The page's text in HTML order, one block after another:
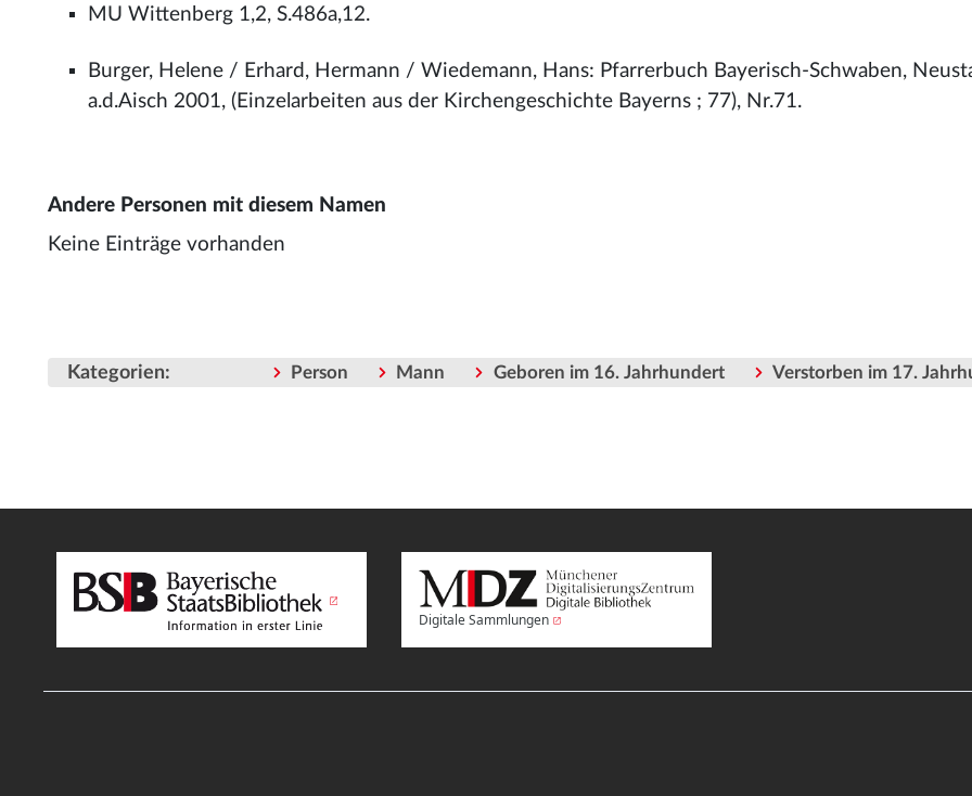
MU Wittenberg 1,2, S.486a,12.
Burger, Helene / Erhard, Hermann / Wiedemann, Hans: Pfarrerbuch Bayerisch-Schwaben,
a.d.Aisch 2001, (Einzelarbeiten aus der Kirchengeschichte Bayerns ; 77), Nr.71.
Andere Personen mit diesem Namen
Keine Einträge vorhanden
Kategorien: Person Mann Geboren im 16. Jahrhundert Verstorben im 17.
Digitale Sammlungen